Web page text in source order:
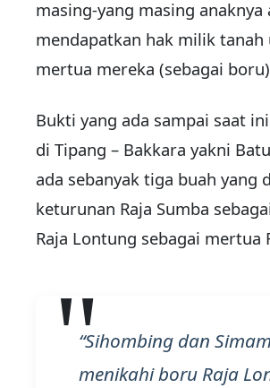
masing-yang masing anaknya
mendapatkan hak milik tanah
mertua mereka (sebagai
Bukti yang ada sampai saat
di Tipang – Bakkara yakni
ada sebanyak tiga buah yang
keturunan Raja Sumba
Raja Lontung sebagai mertua
Sihombing dan
menikahi boru Raja